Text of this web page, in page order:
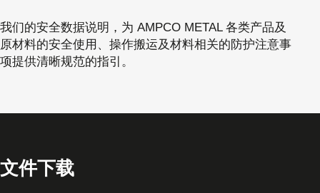
我们的安全数据说明，为 AMPCO METAL 各类产品及
原材料的安全使用、操作搬运及材料相关的防护注意事
项提供清晰规范的指引。
文件下载